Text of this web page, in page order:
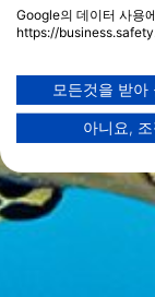
Google의 데이터 사용
https://
귀하의 동의와 cookie
파트너 목록 보기 (1
당사는 귀하의 데이터
Store and/or
Use limited
모든것을 받아
아니요, 조